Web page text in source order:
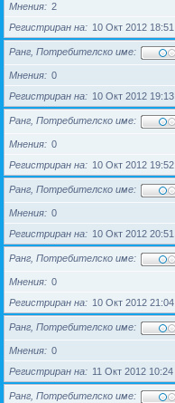
Мнения
2
Регистриран на
10 Окт 2012 18:51
Ранг, Потребителско име
Мнения
0
Регистриран на
10 Окт 2012 19:13
Ранг, Потребителско име
Мнения
0
Регистриран на
10 Окт 2012 19:52
Ранг, Потребителско име
Мнения
0
Регистриран на
10 Окт 2012 20:51
Ранг, Потребителско име
Мнения
0
Регистриран на
10 Окт 2012 21:04
Ранг, Потребителско име
Мнения
0
Регистриран на
11 Окт 2012 10:24
Ранг, Потребителско име